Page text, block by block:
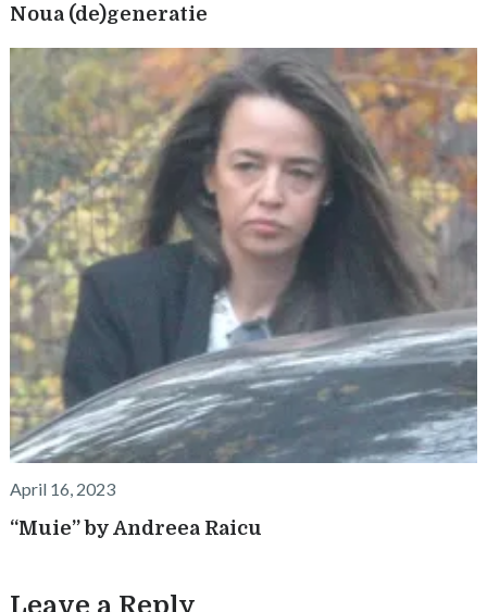
Noua (de)generatie
April 16, 2023
“Muie” by Andreea Raicu
Leave a Reply